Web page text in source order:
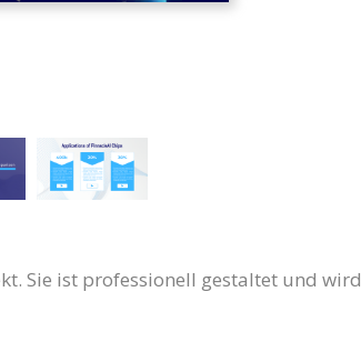
Sie ist professionell gestaltet und wird